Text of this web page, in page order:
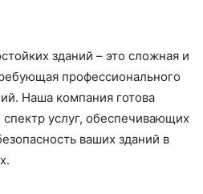
зданий – это сложная и
профессионального
Наша компания готова
услуг, обеспечивающих
ваших зданий в